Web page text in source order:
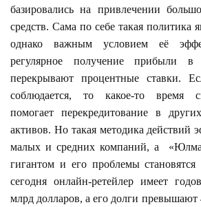
базировались на привлечении
средств. Сама по себе такая политика
однако важным условием её
регулярное получение прибыли в
перекрывают процентные ставки.
соблюдается, то какое-то время
помогает перекредитование в
активов. Но такая методика действий
малых и средних компаний, а
гигантом и его проблемы
сегодня онлайн-ретейлер имеет
млрд долларов, а его долги